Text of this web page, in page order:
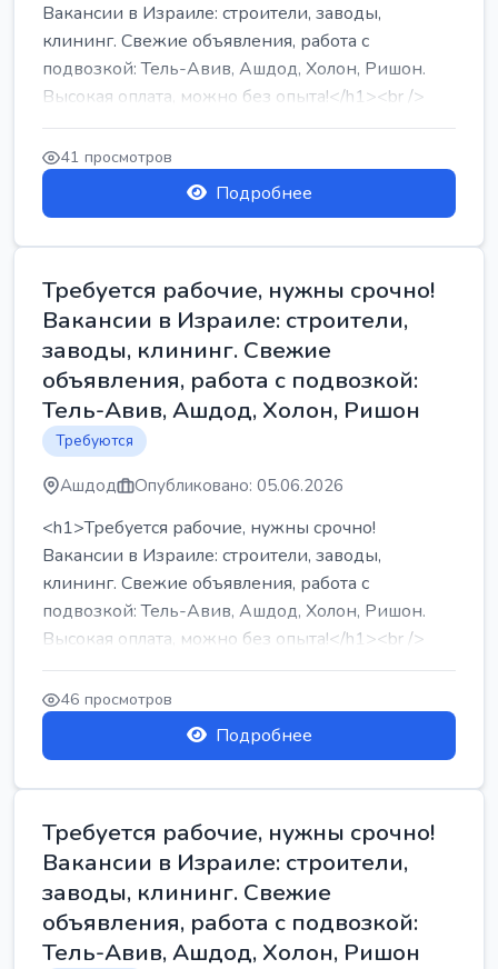
Вакансии в Израиле: строители, заводы,
клининг. Свежие объявления, работа с
подвозкой: Тель-Авив, Ашдод, Холон, Ришон.
Высокая оплата, можно без опыта!</h1><br />
...
41 просмотров
Подробнее
Требуется рабочие, нужны срочно!
Вакансии в Израиле: строители,
заводы, клининг. Свежие
объявления, работа с подвозкой:
Тель-Авив, Ашдод, Холон, Ришон
Требуются
Ашдод Опубликовано: 05.06.2026
<h1>Требуется рабочие, нужны срочно!
Вакансии в Израиле: строители, заводы,
клининг. Свежие объявления, работа с
подвозкой: Тель-Авив, Ашдод, Холон, Ришон.
Высокая оплата, можно без опыта!</h1><br />
...
46 просмотров
Подробнее
Требуется рабочие, нужны срочно!
Вакансии в Израиле: строители,
заводы, клининг. Свежие
объявления, работа с подвозкой:
Тель-Авив, Ашдод, Холон, Ришон